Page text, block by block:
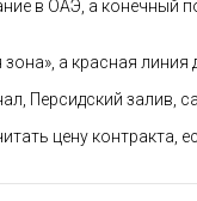
в ОАЭ, а конечный
а красная
Персидский залив,
цену контракта,